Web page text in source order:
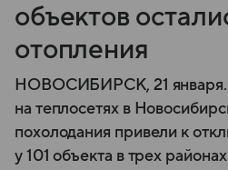
объектов
отопления
НОВОСИБИРСК, 21
на теплосетях в
похолодания привели к
у 101 объекта в трех